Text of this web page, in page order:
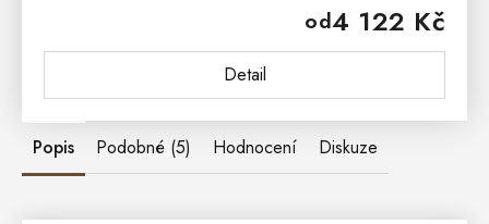
od4 122 Kč
Detail
borovicového dřeva....
Popis Podobné (5) Hodnocení Diskuze